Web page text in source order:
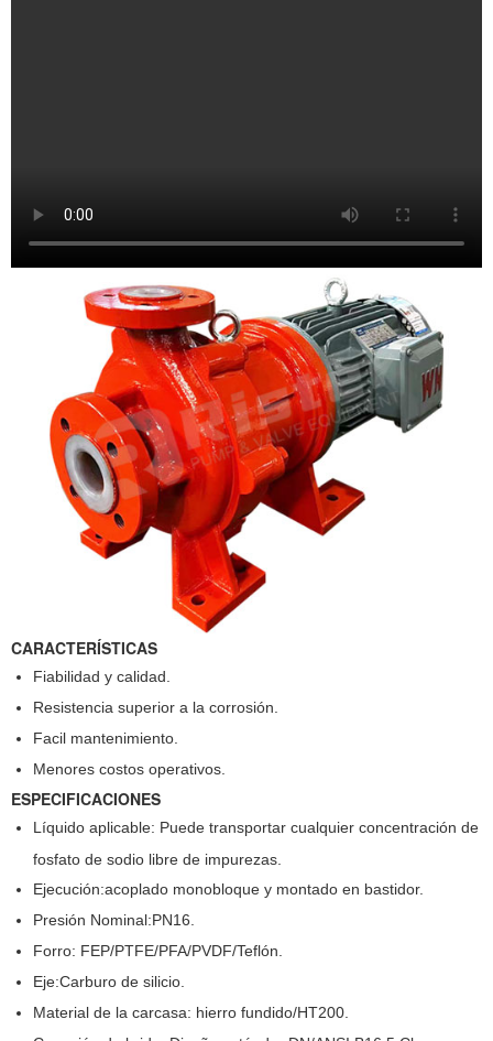
CARACTERÍSTICAS
Fiabilidad y calidad.
Resistencia superior a la corrosión.
Facil mantenimiento.
Menores costos operativos.
ESPECIFICACIONES
Líquido aplicable: Puede transportar cualquier concentración de
fosfato de sodio libre de impurezas.
Ejecución:acoplado monobloque y montado en bastidor.
Presión Nominal:PN16.
Forro: FEP/PTFE/PFA/PVDF/Teflón.
Eje:Carburo de silicio.
Material de la carcasa: hierro fundido/HT200.